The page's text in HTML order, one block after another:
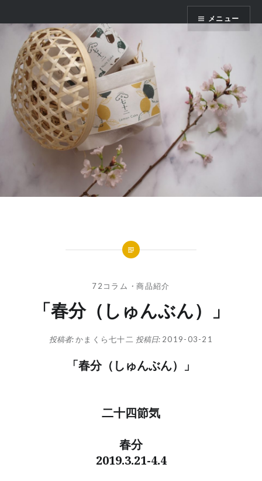
ン かまくら七十二 メニュー
72コラム ・商品紹介
「春分（しゅんぶん）」
投稿者:かまくら七十二 投稿日: 2019-03-21
「春分（しゅんぶん）」
二十四節気
春分
2019.3.21-4.4